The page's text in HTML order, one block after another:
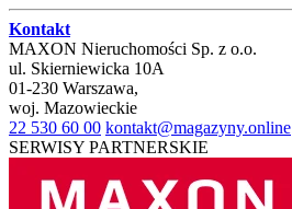
Kontakt
MAXON Nieruchomości Sp. z o.o.
ul. Skierniewicka 10A
01-230 Warszawa,
woj. Mazowieckie
22 530 60 00 kontakt@magazyny.online
SERWISY PARTNERSKIE